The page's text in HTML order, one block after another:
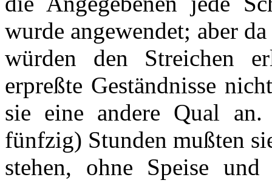
wurde angewendet; aber
würden den Streichen
erpreßte Geständnisse
sie eine andere Qual an.
fünfzig) Stunden mußten
stehen, ohne Speise